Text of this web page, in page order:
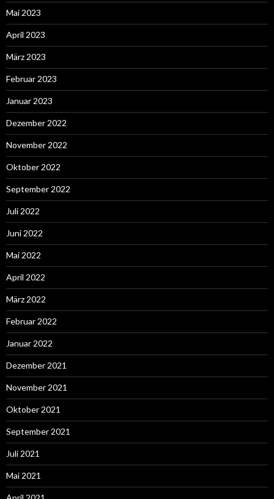
Mai 2023
April 2023
März 2023
Februar 2023
Januar 2023
Dezember 2022
November 2022
Oktober 2022
September 2022
Juli 2022
Juni 2022
Mai 2022
April 2022
März 2022
Februar 2022
Januar 2022
Dezember 2021
November 2021
Oktober 2021
September 2021
Juli 2021
Mai 2021